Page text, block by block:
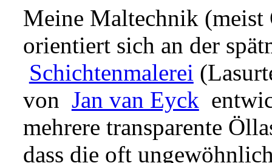
Meine Maltechnik
orientiert sich an der
Schichtenmalerei
von Jan van Eyck
mehrere transparente
dass die oft